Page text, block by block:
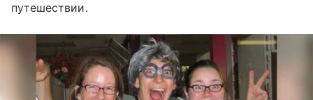
путешествии.